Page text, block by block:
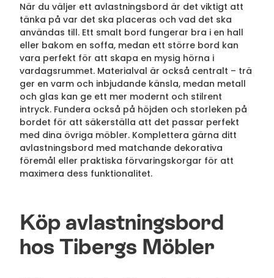
När du väljer ett avlastningsbord är det viktigt att
tänka på var det ska placeras och vad det ska
användas till. Ett smalt bord fungerar bra i en hall
eller bakom en soffa, medan ett större bord kan
vara perfekt för att skapa en mysig hörna i
vardagsrummet. Materialval är också centralt – trä
ger en varm och inbjudande känsla, medan metall
och glas kan ge ett mer modernt och stilrent
intryck. Fundera också på höjden och storleken på
bordet för att säkerställa att det passar perfekt
med dina övriga möbler. Komplettera gärna ditt
avlastningsbord med matchande dekorativa
föremål eller praktiska förvaringskorgar för att
maximera dess funktionalitet.
Köp avlastningsbord
hos Tibergs Möbler